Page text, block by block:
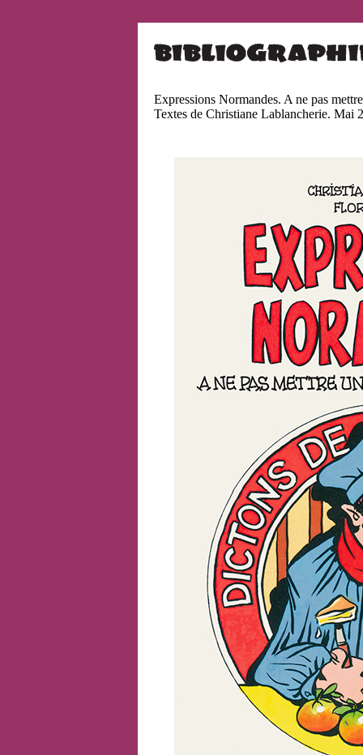
Expressions Normandes. A ne pas
Textes de Christiane Lablancherie. Mai